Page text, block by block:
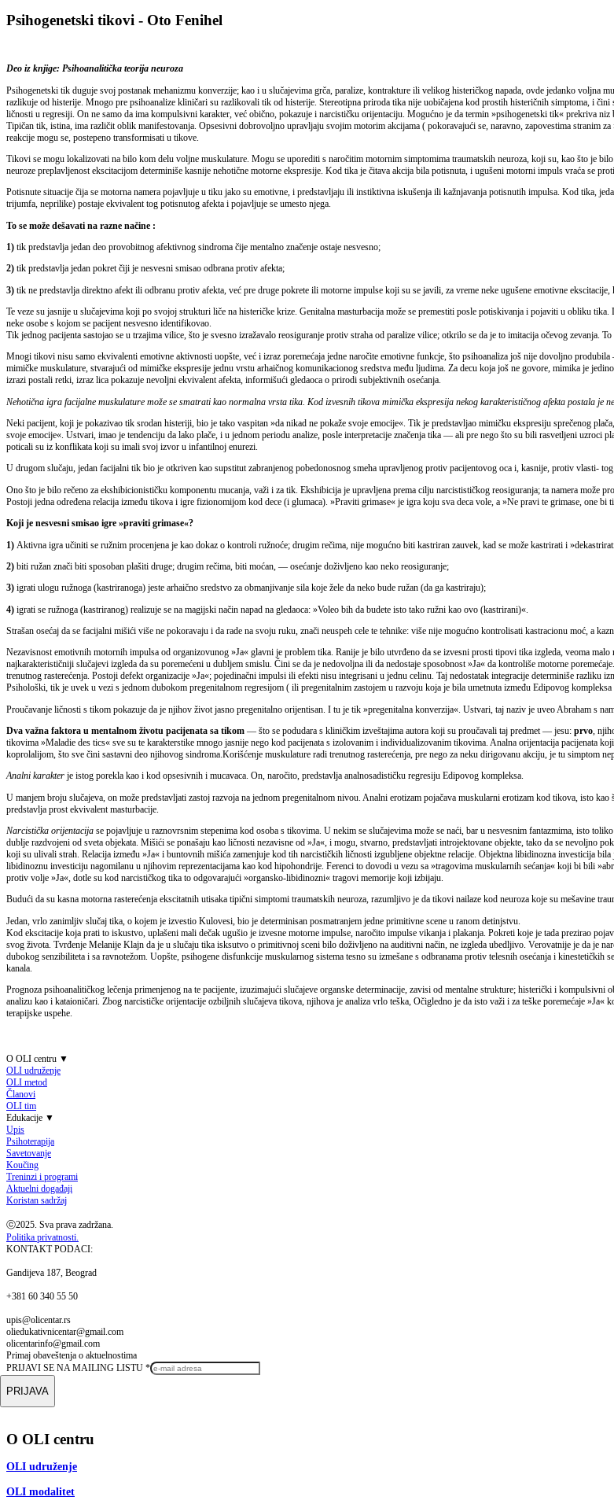
Psihogenetski tikovi - Oto Fenihel
Deo iz knjige: Psihoanalitička teorija neuroza
Psihogenetski tik duguje svoj postanak mehanizmu konverzije; kao i u slučajevima grča, paralize, kontrakture ili velikog histeričkog napada, ovde jedanko voljna
razlikuje od histerije. Mnogo pre psihoanalize kliničari su razlikovali tik od histerije. Stereotipna priroda tika nije uobičajena kod prostih histeričnih simptoma, i
ličnosti u regresiji. On ne samo da ima kompulsivni karakter, već obično, pokazuje i narcističku orijentaciju. Mogućno je da termin »psihogenetski tik« prekriva
Tipičan tik, istina, ima različit oblik manifestovanja. Opsesivni dobrovoljno upravljaju svojim motorim akcijama ( pokoravajući se, naravno, zapovestima stranim
reakcije mogu se, postepeno transformisati u tikove.
Tikovi se mogu lokalizovati na bilo kom delu voljne muskulature. Mogu se uporediti s naročitim motornim simptomima traumatskih neuroza, koji su, kao što je
neuroze preplavljenost ekscitacijom determiniše kasnije nehotične motorne ekspresije. Kod tika je čitava akcija bila potisnuta, i ugušeni motorni impuls vraća se
Potisnute situacije čija se motorna namera pojavljuje u tiku jako su emotivne, i predstavljaju ili instiktivna iskušenja ili kažnjavanja potisnutih impulsa. Kod tika,
trijumfa, neprilike) postaje ekvivalent tog potisnutog afekta i pojavljuje se umesto njega.
To se može dešavati na razne načine :
1) tik predstavlja jedan deo provobitnog afektivnog sindroma čije mentalno značenje ostaje nesvesno;
2) tik predstavlja jedan pokret čiji je nesvesni smisao odbrana protiv afekta;
3) tik ne predstavlja direktno afekt ili odbranu protiv afekta, već pre druge pokrete ili motorne impulse koji su se javili, za vreme neke ugušene emotivne
Te veze su jasnije u slučajevima koji po svojoj strukturi liče na histeričke krize. Genitalna masturbacija može se premestiti posle potiskivanja i pojaviti u obliku
neke osobe s kojom se pacijent nesvesno identifikovao.
Tik jednog pacijenta sastojao se u trzajima vilice, što je svesno izražavalo reosiguranje protiv straha od paralize vilice; otkrilo se da je to imitacija očevog zevanja.
Mnogi tikovi nisu samo ekvivalenti emotivne aktivnosti uopšte, već i izraz poremećaja jedne naročite emotivne funkcje, što psihoanaliza još nije dovoljno
mimičke muskulature, stvarajući od mimičke ekspresije jednu vrstu arhaičnog komunikacionog sredstva među ljudima. Za decu koja još ne govore, mimika je
izrazi postali retki, izraz lica pokazuje nevoljni ekvivalent afekta, informišući gledaoca o prirodi subjektivnih osećanja.
Nehotična igra facijalne muskulature može se smatrati kao normalna vrsta tika. Kod izvesnih tikova mimička ekspresija nekog karakterističnog afekta postala je
Neki pacijent, koji je pokazivao tik srodan histeriji, bio je tako vaspitan »da nikad ne pokaže svoje emocije«. Tik je predstavljao mimičku ekspresiju sprečenog
svoje emocije«. Ustvari, imao je tendenciju da lako plače, i u jednom periodu analize, posle interpretacije značenja tika — ali pre nego što su bili rasvetljeni
poticali su iz konflikata koji su imali svoj izvor u infantilnoj enurezi.
U drugom slučaju, jedan facijalni tik bio je otkriven kao supstitut zabranjenog pobedonosnog smeha upravljenog protiv pacijentovog oca i, kasnije, protiv vlasti-
Ono što je bilo rečeno za ekshibicionističku komponentu mucanja, važi i za tik. Ekshibicija je upravljena prema cilju narcistističkog reosiguranja; ta namera može
Postoji jedna određena relacija između tikova i igre fizionomijom kod dece (i glumaca). »Praviti grimase« je igra koju sva deca vole, a »Ne pravi te grimase, one
Koji je nesvesni smisao igre »praviti grimase«?
1) Aktivna igra učiniti se ružnim procenjena je kao dokaz o kontroli ružnoće; drugim rečima, nije mogućno biti kastriran zauvek, kad se može kastrirati i
2) biti ružan znači biti sposoban plašiti druge; drugim rečima, biti moćan, — osećanje doživljeno kao neko reosiguranje;
3) igrati ulogu ružnoga (kastriranoga) jeste arhaično sredstvo za obmanjivanje sila koje žele da neko bude ružan (da ga kastriraju);
4) igrati se ružnoga (kastriranog) realizuje se na magijski način napad na gledaoca: »Voleo bih da budete isto tako ružni kao ovo (kastrirani)«.
Strašan osećaj da se facijalni mišići više ne pokoravaju i da rade na svoju ruku, znači neuspeh cele te tehnike: više nije mogućno kontrolisati kastracionu moć, a
Nezavisnost emotivnih motornih impulsa od organizovunog »Ja« glavni je problem tika. Ranije je bilo utvrđeno da se izvesni prosti tipovi tika izgleda, veoma
najkarakterističniji slučajevi izgleda da su poremećeni u dubljem smislu. Čini se da je nedovoljna ili da nedostaje sposobnost »Ja« da kontroliše motorne
trenutnog rasterećenja. Postoji defekt organizacije »Ja«; pojedinačni impulsi ili efekti nisu integrisani u jednu celinu. Taj nedostatak integracije determiniše
Psihološki, tik je uvek u vezi s jednom dubokom pregenitalnom regresijom ( ili pregenitalnim zastojem u razvoju koja je bila umetnuta između Edipovog kompleksa
Proučavanje ličnosti s tikom pokazuje da je njihov život jasno pregenitalno orijentisan. I tu je tik »pregenitalna konverzija«. Ustvari, taj naziv je uveo Abraham s
Dva važna faktora u mentalnom životu pacijenata sa tikom — što se podudara s kliničkim izveštajima autora koji su proučavali taj predmet — jesu: prvo,
tikovima »Maladie des tics« sve su te karakterstike mnogo jasnije nego kod pacijenata s izolovanim i individualizovanim tikovima. Analna orijentacija
koprolalijom, što sve čini sastavni deo njihovog sindroma.Korišćenje muskulature radi trenutnog rasterećenja, pre nego za neku dirigovanu akciju, je tu simptom
Analni karakter je istog porekla kao i kod opsesivnih i mucavaca. On, naročito, predstavlja analnosadističku regresiju Edipovog kompleksa.
U manjem broju slučajeva, on može predstavljati zastoj razvoja na jednom pregenitalnom nivou. Analni erotizam pojačava muskularni erotizam kod tikova, isto
predstavlja prost ekvivalent masturbacije.
Narcistička orijentacija se pojavljuje u raznovrsnim stepenima kod osoba s tikovima. U nekim se slučajevima može se naći, bar u nesvesnim fantazmima, isto
dublje razdvojeni od sveta objekata. Mišići se ponašaju kao ličnosti nezavisne od »Ja«, i mogu, stvarno, predstavljati introjektovane objekte, tako da se
koji su ulivali strah. Relacija između »Ja« i buntovnih mišića zamenjuje kod tih narcističkih ličnosti izgubljene objektne relacije. Objektna libidinozna investicija
libidinoznu investiciju nagomilanu u njihovim reprezentacijama kao kod hipohondrije. Ferenci to dovodi u vezu sa »tragovima muskularnih sećanja« koji bi bili
protiv volje »Ja«, dotle su kod narcističkog tika to odgovarajući »organsko-libidinozni« tragovi memorije koji izbijaju.
Budući da su kasna motorna rasterećenja ekscitatnih utisaka tipični simptomi traumatskih neuroza, razumljivo je da tikovi nailaze kod neuroza koje su mešavine
Jedan, vrlo zanimljiv slučaj tika, o kojem je izvestio Kulovesi, bio je determinisan posmatranjem jedne primitivne scene u ranom detinjstvu.
Kod ekscitacije koja prati to iskustvo, uplašeni mali dečak ugušio je izvesne motorne impulse, naročito impulse vikanja i plakanja. Pokreti koje je tada prezirao
svog života. Tvrđenje Melanije Klajn da je u slučaju tika isksutvo o primitivnoj sceni bilo doživljeno na auditivni način, ne izgleda ubedljivo. Verovatnije je da je
dubokog senzibiliteta i sa ravnotežom. Uopšte, psihogene disfunkcije muskularnog sistema tesno su izmešane s odbranama protiv telesnih osećanja i
kanala.
Prognoza psihoanalitičkog lečenja primenjenog na te pacijente, izuzimajući slučajeve organske determinacije, zavisi od mentalne strukture; histerički i
analizu kao i kataioničari. Zbog narcističke orijentacije ozbiljnih slučajeva tikova, njihova je analiza vrlo teška, Očigledno je da isto važi i za teške poremećaje
terapijske uspehe.
O OLI centru ▼
OLI udruženje
OLI metod
Članovi
OLI tim
Edukacije ▼
Upis
Psihoterapija
Savetovanje
Koučing
Treninzi i programi
Aktuelni događaji
Koristan sadržaj
ⓒ2025. Sva prava zadržana.
Politika privatnosti.
KONTAKT PODACI:
Gandijeva 187, Beograd
+381 60 340 55 50
upis@olicentar.rs
oliedukativnicentar@gmail.com
olicentarinfo@gmail.com
Primaj obaveštenja o aktuelnostima
PRIJAVI SE NA MAILING LISTU *
PRIJAVA
O OLI centru
OLI udruženje
OLI modalitet